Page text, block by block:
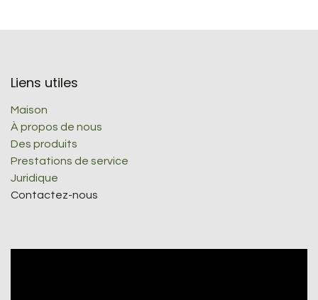
Liens utiles
Maison
À propos de nous
Des produits
Prestations de service
Juridique
Contactez-nous